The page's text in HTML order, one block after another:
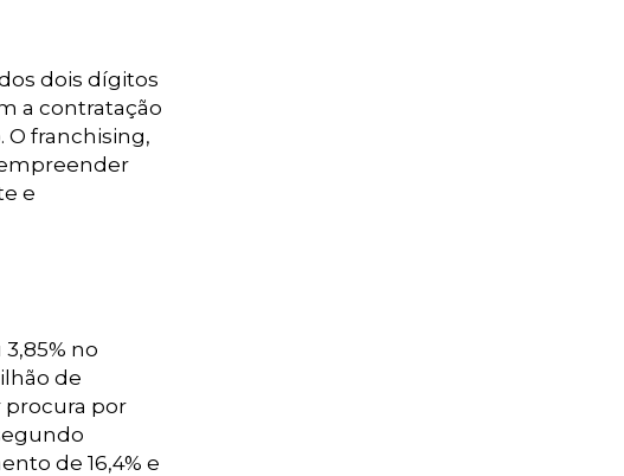
dois dígitos
a contratação
O franchising,
e
no
de
procura por
de 16,4% e